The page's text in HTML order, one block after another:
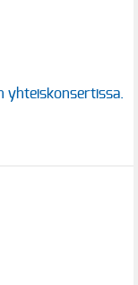
yhteiskonsertissa.